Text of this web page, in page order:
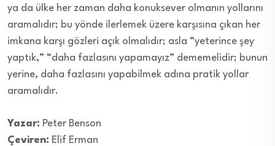
ya da ülke her zaman daha konuksever olmanın yollarını
aramalıdır; bu yönde ilerlemek üzere karşısına çıkan her
imkana karşı gözleri açık olmalıdır; asla “yeterince şey
yaptık,” “daha fazlasını yapamayız” dememelidir; bunun
yerine, daha fazlasını yapabilmek adına pratik yollar
aramalıdır.
Yazar: Peter Benson
Çeviren: Elif Erman